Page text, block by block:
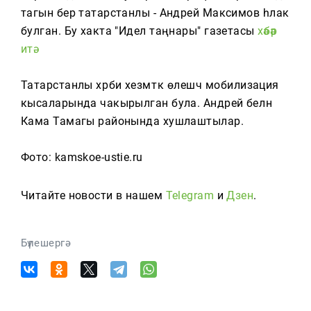
Тагын
тагын бер татарстанлы - Андрей Максимов һәлак
булган. Бу хакта "Идел таңнары" газетасыхәбәр
итә.
Татарстанлы хәрби хезмәткә өлешчә мобилизация
кысаларында чакырылган була. Андрей белән
Кама Тамагы районында хушлаштылар.
Фото: kamskoe-ustie.ru
Читайте новости в нашем Telegram иДзен.
Бүлешергә